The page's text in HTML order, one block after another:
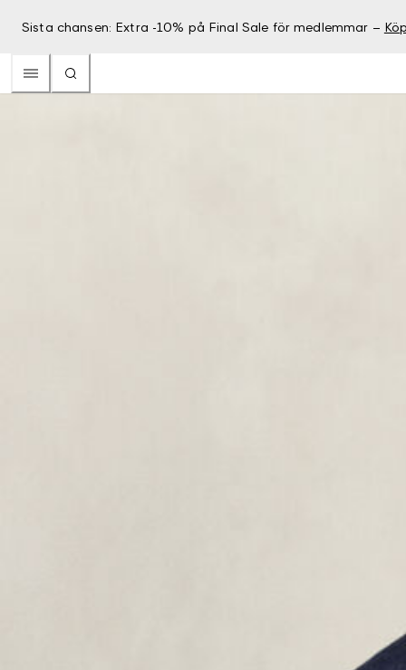
Sista chansen: Extra -10% på Final Sale för medlemmar –